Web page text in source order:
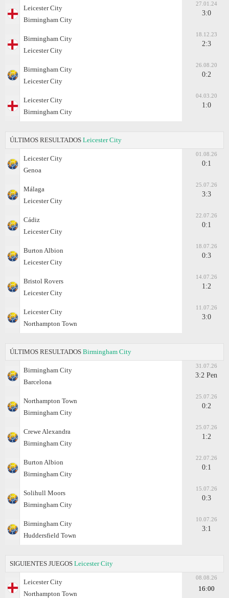
Leicester City
Birmingham City
27.01.24
3:0
Birmingham City
Leicester City
18.12.23
2:3
Birmingham City
Leicester City
26.08.20
0:2
Leicester City
Birmingham City
04.03.20
1:0
ÚLTIMOS RESULTADOS Leicester City
Leicester City
Genoa
01.08.26
0:1
Málaga
Leicester City
25.07.26
3:3
Cádiz
Leicester City
22.07.26
0:1
Burton Albion
Leicester City
18.07.26
0:3
Bristol Rovers
Leicester City
14.07.26
1:2
Leicester City
Northampton Town
11.07.26
3:0
ÚLTIMOS RESULTADOS Birmingham City
Birmingham City
Barcelona
31.07.26
3:2 Pen
Northampton Town
Birmingham City
25.07.26
0:2
Crewe Alexandra
Birmingham City
25.07.26
1:2
Burton Albion
Birmingham City
22.07.26
0:1
Solihull Moors
Birmingham City
15.07.26
0:3
Birmingham City
Huddersfield Town
10.07.26
3:1
SIGUIENTES JUEGOS Leicester City
Leicester City
Northampton Town
08.08.26
16:00